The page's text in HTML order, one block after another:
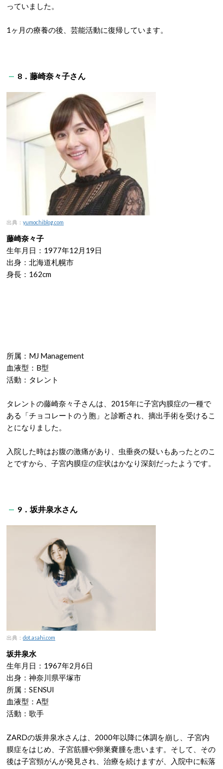
っていました。
1ヶ月の療養の後、芸能活動に復帰しています。
8．藤崎奈々子さん
出典： yumochiblog.com
藤崎奈々子
生年月日：1977年12月19日
出身：北海道札幌市
身長：162cm
所属：MJ Management
血液型：B型
活動：タレント
タレントの藤崎奈々子さんは、2015年に子宮内膜症の一種で
ある「チョコレートのう胞」と診断され、摘出手術を受けるこ
とになりました。
入院した時はお腹の激痛があり、虫垂炎の疑いもあったとのこ
とですから、子宮内膜症の症状はかなり深刻だったようです。
9．坂井泉水さん
出典： dot.asahi.com
坂井泉水
生年月日：1967年2月6日
出身：神奈川県平塚市
所属：SENSUI
血液型：A型
活動：歌手
ZARDの坂井泉水さんは、2000年以降に体調を崩し、子宮内
膜症をはじめ、子宮筋腫や卵巣嚢腫を患います。そして、その
後は子宮頸がんが発見され、治療を続けますが、入院中に転落